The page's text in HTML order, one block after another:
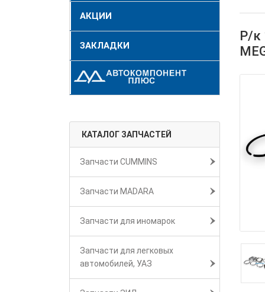
АКЦИИ
ЗАКЛАДКИ
КАТАЛОГ ЗАПЧАСТЕЙ
Запчасти CUMMINS
Запчасти MADARA
Запчасти для иномарок
Запчасти для легковых
автомобилей, УАЗ
Р/к